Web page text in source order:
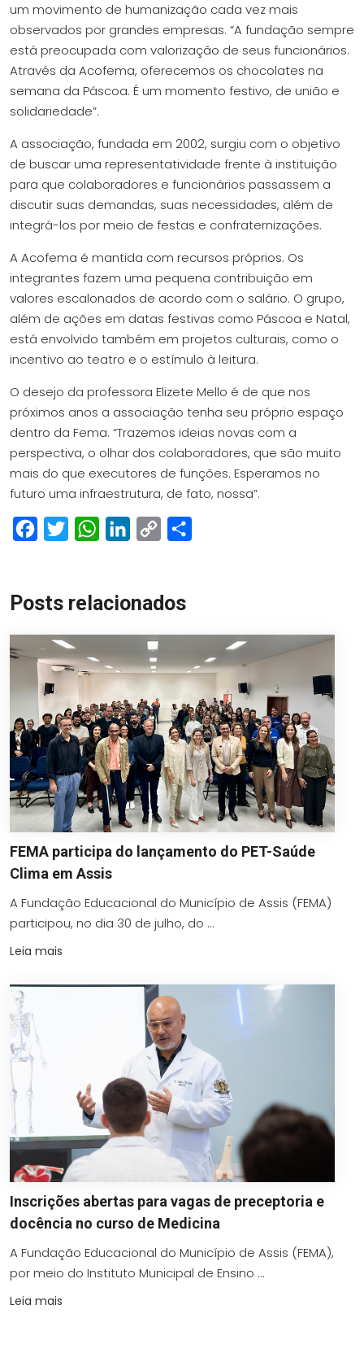
um movimento de humanização cada vez mais
observados por grandes empresas. “A fundação sempre
está preocupada com valorização de seus funcionários.
Através da Acofema, oferecemos os chocolates na
semana da Páscoa. É um momento festivo, de união e
solidariedade”.
A associação, fundada em 2002, surgiu com o objetivo
de buscar uma representatividade frente à instituição
para que colaboradores e funcionários passassem a
discutir suas demandas, suas necessidades, além de
integrá-los por meio de festas e confraternizações.
A Acofema é mantida com recursos próprios. Os
integrantes fazem uma pequena contribuição em
valores escalonados de acordo com o salário. O grupo,
além de ações em datas festivas como Páscoa e Natal,
está envolvido também em projetos culturais, como o
incentivo ao teatro e o estímulo à leitura.
O desejo da professora Elizete Mello é de que nos
próximos anos a associação tenha seu próprio espaço
dentro da Fema. “Trazemos ideias novas com a
perspectiva, o olhar dos colaboradores, que são muito
mais do que executores de funções. Esperamos no
futuro uma infraestrutura, de fato, nossa”.
FacebookTwitterWhatsAppLinkedIn
Copy
Posts relacionados
FEMA participa do lançamento do PET-Saúde
Clima em Assis
A Fundação Educacional do Município de Assis (FEMA)
participou, no dia 30 de julho, do ...
Leia mais
Inscrições abertas para vagas de preceptoria e
docência no curso de Medicina
A Fundação Educacional do Município de Assis (FEMA),
por meio do Instituto Municipal de Ensino ...
Leia mais